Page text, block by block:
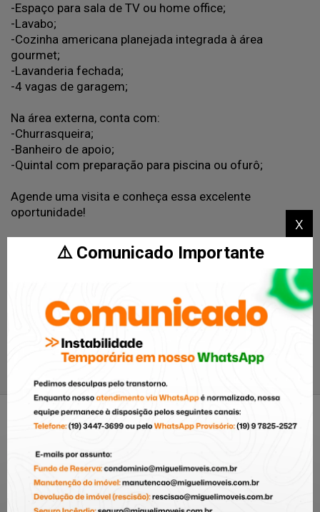
-Espaço para sala de TV ou home office;
-Lavabo;
-Cozinha americana planejada integrada à área
gourmet;
-Lavanderia fechada;
-4 vagas de garagem;
Na área externa, conta com:
-Churrasqueira;
-Banheiro de apoio;
-Quintal com preparação para piscina ou ofurô;
Agende uma visita e conheça essa excelente
oportunidade!
Imobiliária Miguel Imóveis, a 45 anos conectando
pessoas aos imóveis certos
Avenida Independência, nº 190 - Centro - Piracicaba/SP
Características
Varanda
x
⚠️ Comunicado Importante